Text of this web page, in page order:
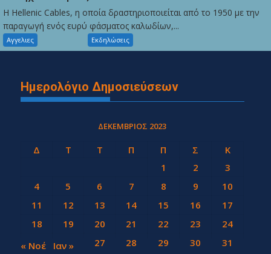
Η Hellenic Cables, η οποία δραστηριοποιείται από το 1950 με την
παραγωγή ενός ευρύ φάσματος καλωδίων,...
Αγγελιες Εκδηλώσεις
Ημερολόγιο Δημοσιεύσεων
ΔΕΚΈΜΒΡΙΟΣ 2023
Δ Τ Τ Π Π Σ
Κ
1
2
3
4
5 6 7 8 9
10
11
12 13 14 15 16
17
18
19 20 21 22 23
24
25
26 27 28 29 30 31
« Νοέ Ιαν »